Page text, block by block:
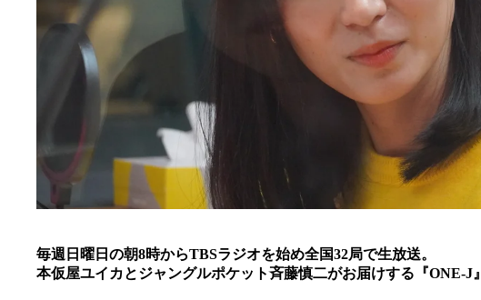
毎週日曜日の朝8時からTBSラジオを始め全国32局で生放送。
本仮屋ユイカとジャングルポケット斉藤慎二がお届けする『ONE-J』